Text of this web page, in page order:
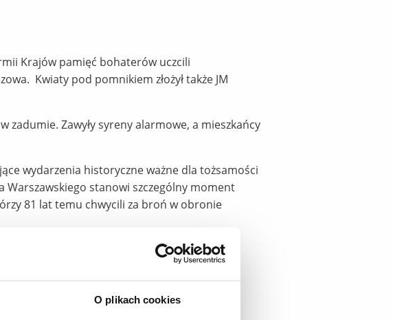
O plikach cookies
Krajów pamięć bohaterów uczcili
Kwiaty pod pomnikiem złożył także JM
zadumie. Zawyły syreny alarmowe, a mieszkańcy
wydarzenia historyczne ważne dla tożsamości
Warszawskiego stanowi szczególny moment
81 lat temu chwycili za broń w obronie